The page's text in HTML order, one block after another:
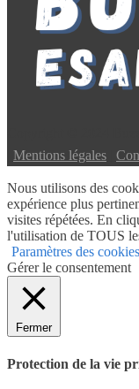
Mentions légales
Nous utilisons des
expérience plus
visites répétées. En
l'utilisation de TOUS
Paramètres des cookies
Gérer le consentement
Fermer
Protection de la vie